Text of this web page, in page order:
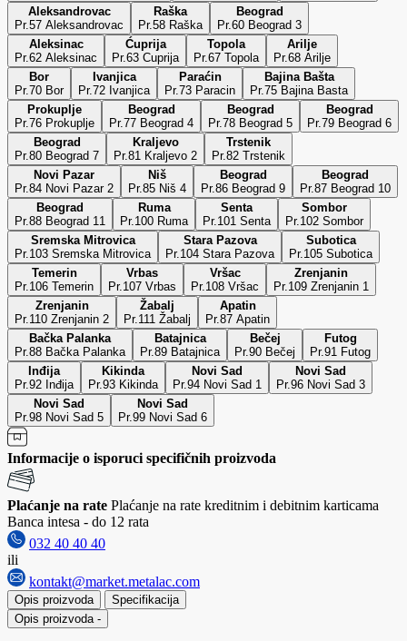
Aleksandrovac
Pr.57 Aleksandrovac
Raška
Pr.58 Raška
Beograd
Pr.60 Beograd 3
Aleksinac
Pr.62 Aleksinac
Ćuprija
Pr.63 Cuprija
Topola
Pr.67 Topola
Arilje
Pr.68 Arilje
Bor
Pr.70 Bor
Ivanjica
Pr.72 Ivanjica
Paraćin
Pr.73 Paracin
Bajina Bašta
Pr.75 Bajina Basta
Prokuplje
Pr.76 Prokuplje
Beograd
Pr.77 Beograd 4
Beograd
Pr.78 Beograd 5
Beograd
Pr.79 Beograd 6
Beograd
Pr.80 Beograd 7
Kraljevo
Pr.81 Kraljevo 2
Trstenik
Pr.82 Trstenik
Novi Pazar
Pr.84 Novi Pazar 2
Niš
Pr.85 Niš 4
Beograd
Pr.86 Beograd 9
Beograd
Pr.87 Beograd 10
Beograd
Pr.88 Beograd 11
Ruma
Pr.100 Ruma
Senta
Pr.101 Senta
Sombor
Pr.102 Sombor
Sremska Mitrovica
Pr.103 Sremska Mitrovica
Stara Pazova
Pr.104 Stara Pazova
Subotica
Pr.105 Subotica
Temerin
Pr.106 Temerin
Vrbas
Pr.107 Vrbas
Vršac
Pr.108 Vršac
Zrenjanin
Pr.109 Zrenjanin 1
Zrenjanin
Pr.110 Zrenjanin 2
Žabalj
Pr.111 Žabalj
Apatin
Pr.87 Apatin
Bačka Palanka
Pr.88 Bačka Palanka
Batajnica
Pr.89 Batajnica
Bečej
Pr.90 Bečej
Futog
Pr.91 Futog
Inđija
Pr.92 Inđija
Kikinda
Pr.93 Kikinda
Novi Sad
Pr.94 Novi Sad 1
Novi Sad
Pr.96 Novi Sad 3
Novi Sad
Pr.98 Novi Sad 5
Novi Sad
Pr.99 Novi Sad 6
Informacije o isporuci specifičnih proizvoda
Plaćanje na rate Plaćanje na rate kreditnim i debitnim karticama
Banca intesa - do 12 rata
032 40 40 40
ili
kontakt@market.metalac.com
Opis proizvoda
Specifikacija
Opis proizvoda -